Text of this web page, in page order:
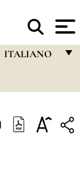
ITALIANO
ITALIANO